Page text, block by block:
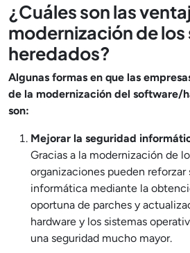
¿Cuáles son las
modernización de los
heredados?
Algunas formas en que las
de la modernización del software/
son:
Mejorar la seguridad
Gracias a la modernización de
organizaciones pueden reforzar
informática mediante la
oportuna de parches y
hardware y los sistemas
una seguridad mucho mayor.